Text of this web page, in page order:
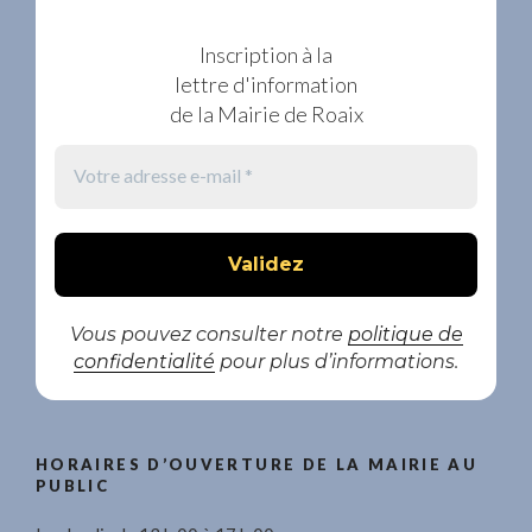
Inscription à la
lettre d'information
de la Mairie de Roaix
Vous pouvez consulter notre politique de
confidentialité pour plus d’informations.
HORAIRES D’OUVERTURE DE LA MAIRIE AU
PUBLIC